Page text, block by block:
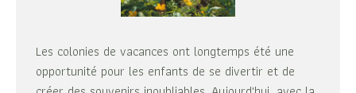
Les colonies de vacances ont longtemps été une
opportunité pour les enfants de se divertir et de